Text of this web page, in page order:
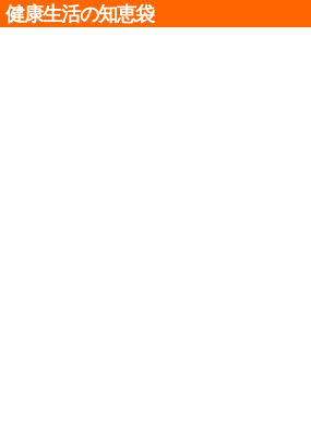
健康生活の知恵袋